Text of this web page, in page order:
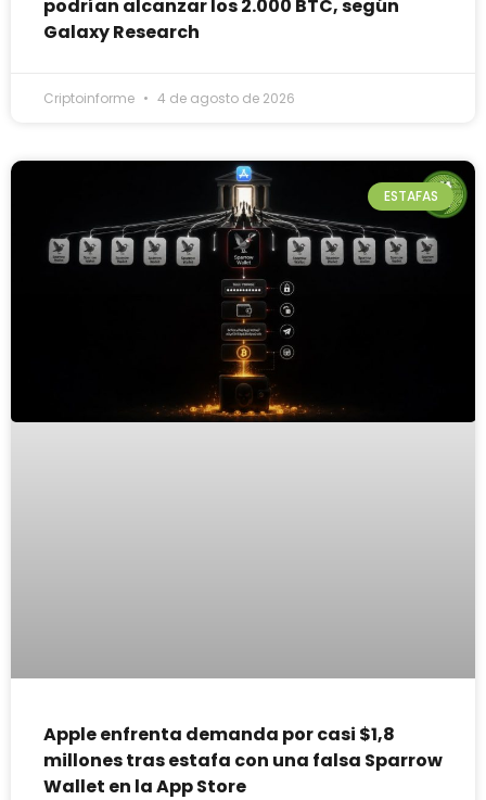
podrían alcanzar los 2.000 BTC, según
Galaxy Research
Criptoinforme 4 de agosto de 2026
ESTAFAS
Apple enfrenta demanda por casi $1,8
millones tras estafa con una falsa Sparrow
Wallet en la App Store